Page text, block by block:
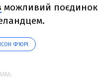
можливий поєдинок
Ф'ЮРІ